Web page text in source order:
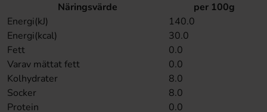
Näringsvärde
per 100g
Energi(kJ)
140.0
Energi(kcal)
30.0
Fett
0.0
Varav mättat fett
0.0
Kolhydrater
8.0
Socker
8.0
Protein
0.0